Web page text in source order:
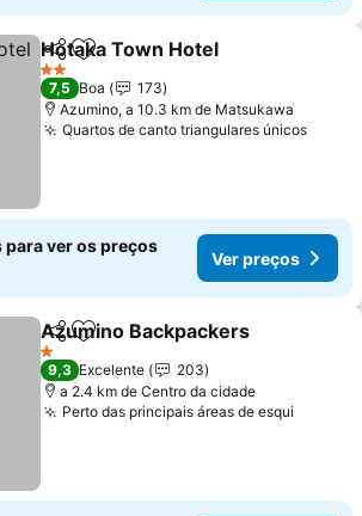
PartilharAdicionar aos favoritos
Hotaka Town Hotel
2 Estrelas
7,5 Boa
173
Azumino, a 10.3 km de Matsukawa
Quartos de canto triangulares únicosVer
para ver os preços
Ver preços
PartilharAdicionar aos favoritos
Azumino Backpackers
1 Estrelas
9,3 Excelente
203
a 2.4 km de Centro da cidade
Perto das principais áreas de esqui